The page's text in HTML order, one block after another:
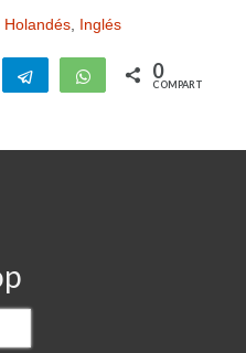
Holandés Inglés
Compartir Telegram WhatsApp
0
COMPARTIR